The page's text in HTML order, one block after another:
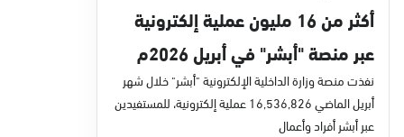
أكثر من 16 مليون عملية إلكترونية
عبر منصة "أبشر" في أبريل 2026م
نفذت منصة وزارة الداخلية الإلكترونية "أبشر" خلال شهر
أبريل الماضي 16,536,826 عملية إلكترونية، للمستفيدين
عبر أبشر أفراد وأعمال